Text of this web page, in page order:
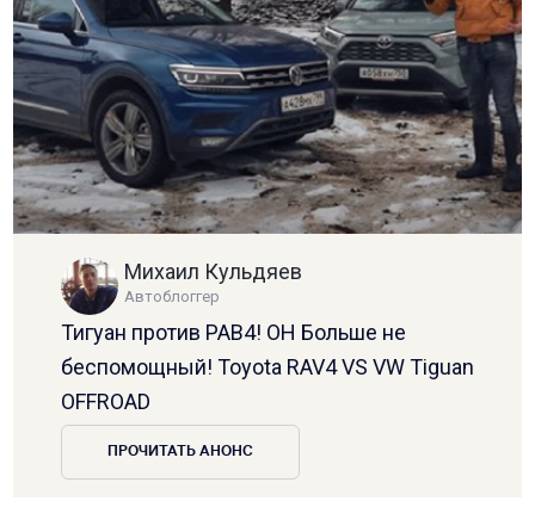
Михаил Кульдяев
Автоблоггер
Тигуан против РАВ4! ОН Больше не
беспомощный! Toyota RAV4 VS VW Tiguan
OFFROAD
ПРОЧИТАТЬ АНОНС